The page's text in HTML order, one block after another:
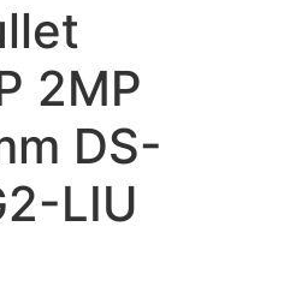
2MP
DS-
LIU